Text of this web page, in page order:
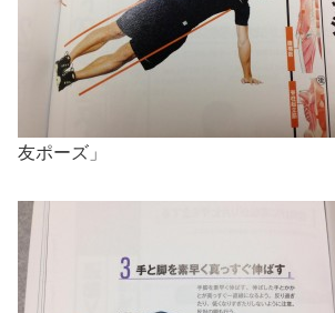
友ポーズ」